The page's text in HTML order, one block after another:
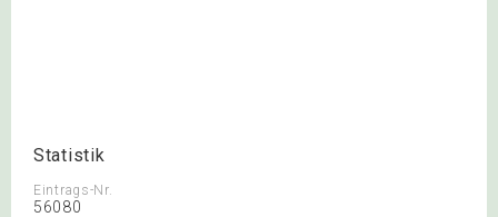
Statistik
Eintrags-Nr.
56080